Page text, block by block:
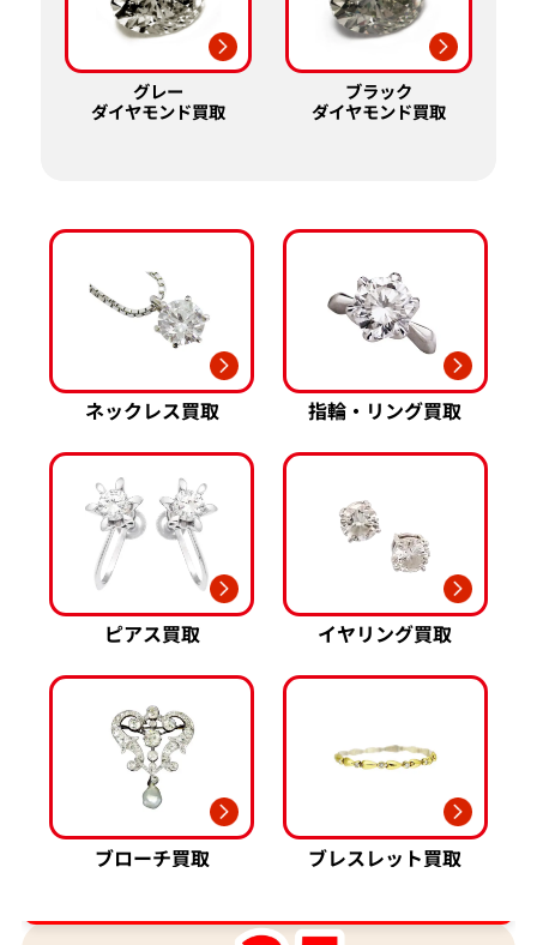
グレー
ダイヤモンド買取
ブラック
ダイヤモンド買取
ネックレス買取 指輪・リング買取
ピアス買取 イヤリング買取
ブローチ買取
ブレスレット買取